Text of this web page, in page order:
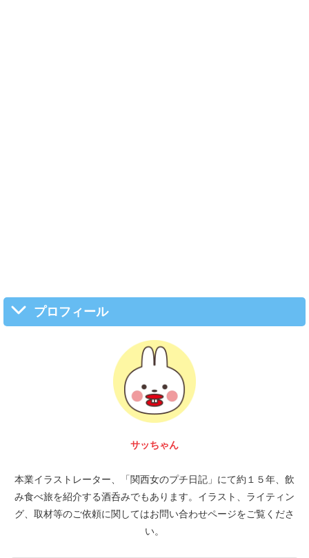
プロフィール
サッちゃん
本業イラストレーター、「関西女のプチ日記」にて約１５年、飲
み食べ旅を紹介する酒呑みでもあります。イラスト、ライティン
グ、取材等のご依頼に関してはお問い合わせページをご覧くださ
い。